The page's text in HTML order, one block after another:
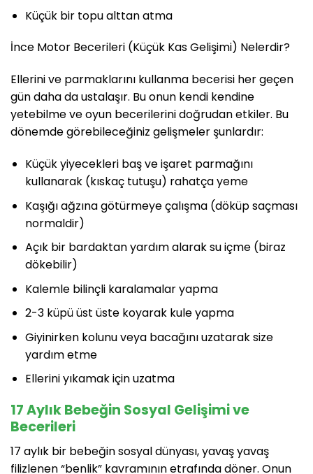
Küçük bir topu alttan atma
İnce Motor Becerileri (Küçük Kas Gelişimi) Nelerdir?
Ellerini ve parmaklarını kullanma becerisi her geçen
gün daha da ustalaşır. Bu onun kendi kendine
yetebilme ve oyun becerilerini doğrudan etkiler. Bu
dönemde görebileceğiniz gelişmeler şunlardır:
Küçük yiyecekleri baş ve işaret parmağını
kullanarak (kıskaç tutuşu) rahatça yeme
Kaşığı ağzına götürmeye çalışma (döküp saçması
normaldir)
Açık bir bardaktan yardım alarak su içme (biraz
dökebilir)
Kalemle bilinçli karalamalar yapma
2-3 küpü üst üste koyarak kule yapma
Giyinirken kolunu veya bacağını uzatarak size
yardım etme
Ellerini yıkamak için uzatma
17 Aylık Bebeğin Sosyal Gelişimi ve
Becerileri
17 aylık bir bebeğin sosyal dünyası, yavaş yavaş
filizlenen “benlik” kavramının etrafında döner. Onun